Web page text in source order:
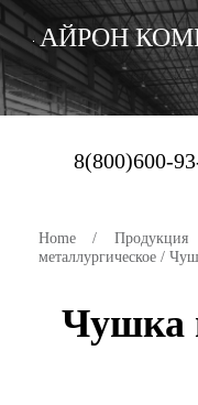
АЙРОН
8(800)600-
Home / Продукция
металлургическое /
Чушка